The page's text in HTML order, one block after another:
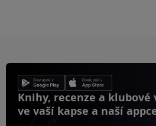
Knihy, recenze a klubové
ve vaší kapse a naší